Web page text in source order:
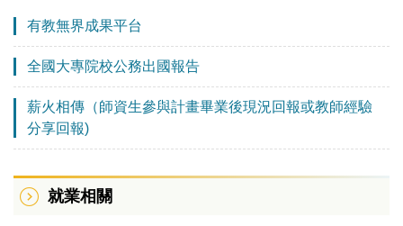
有教無界成果平台
全國大專院校公務出國報告
薪火相傳（師資生參與計畫畢業後現況回報或教師經驗
分享回報)
就業相關